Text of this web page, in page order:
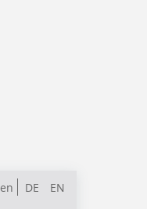
DE EN